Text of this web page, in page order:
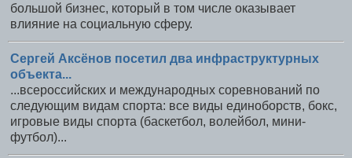
большой бизнес, который в том числе оказывает
влияние на социальную сферу.
Сергей Аксёнов посетил два инфраструктурных
объекта...
...всероссийских и международных соревнований по
следующим видам спорта: все виды единоборств, бокс,
игровые виды спорта (баскетбол, волейбол, мини-
футбол)...